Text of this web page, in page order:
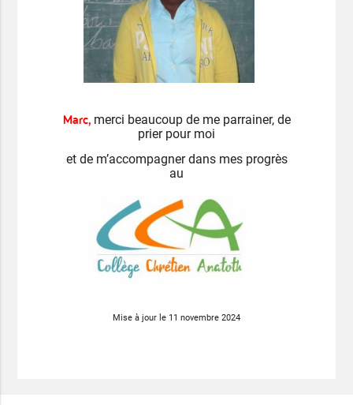
Marc, merci beaucoup de me parrainer, de
prier pour moi
et de m’accompagner dans mes progrès
au
Mise à jour le 11 novembre 2024